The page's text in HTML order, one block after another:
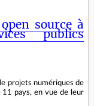
source à
publics
projets numériques de
11 pays, en vue de leur